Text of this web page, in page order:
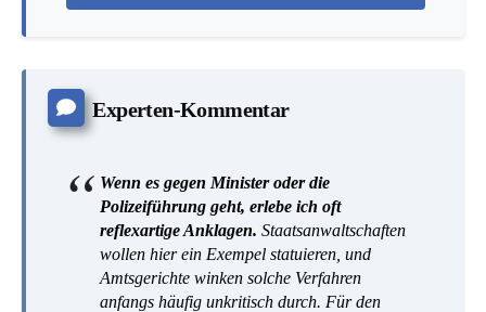
Experten-Kommentar
Wenn es gegen Minister oder die
Polizeiführung geht, erlebe ich oft
reflexartige Anklagen. Staatsanwaltschaften
wollen hier ein Exempel statuieren, und
Amtsgerichte winken solche Verfahren
anfangs häufig unkritisch durch. Für den